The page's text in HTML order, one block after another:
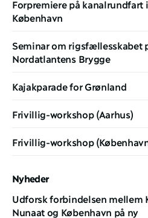
Forpremiere på kanalrundfart i
København
Seminar om rigsfællesskabet
Nordatlantens Brygge
Kajakparade for Grønland
Frivillig-workshop (Aarhus)
Frivillig-workshop
Nyheder
Udforsk forbindelsen mellem
Nunaat og København på ny